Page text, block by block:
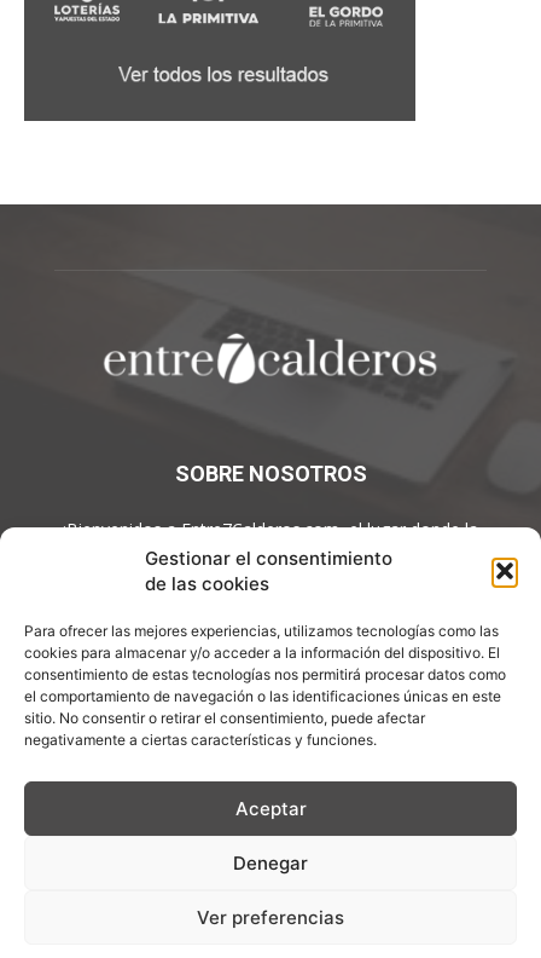
Gestionar el consentimiento
de las cookies
Para ofrecer las mejores experiencias, utilizamos tecnologías como las
cookies para almacenar y/o acceder a la información del dispositivo. El
consentimiento de estas tecnologías nos permitirá procesar datos como
el comportamiento de navegación o las identificaciones únicas en este
sitio. No consentir o retirar el consentimiento, puede afectar
negativamente a ciertas características y funciones.
Aceptar
Denegar
Ver preferencias
SOBRE NOSOTROS
¡Bienvenidos a Entre7Calderos.com, el lugar donde la
gastronomía y la cultura culinaria se encuentran! Sumérgete en
un mundo de sabores y descubre artículos apasionantes.
Contáctanos:info@entre7calderos.com
SÍGUENOS
Descargo de Responsablilidad